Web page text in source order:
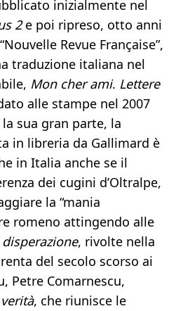
inizialmente nel
2e poi ripreso, otto anni
Revue Française”,
traduzione italiana nel
Mon cher ami. Lettere
alle stampe nel 2007
sua gran parte, la
in libreria da Gallimard è
in Italia anche se il
dei cugini d’Oltralpe,
la “mania
romeno attingendo alle
, rivolte nella
del secolo scorso ai
Petre Comarnescu,
verità, che riunisce le